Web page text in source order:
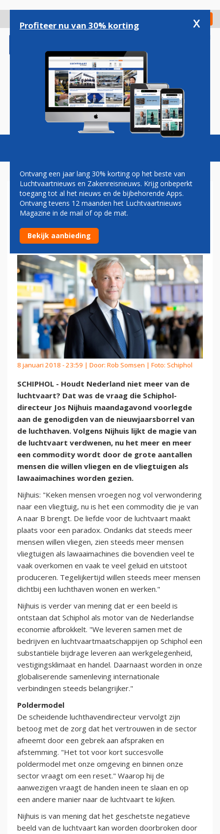
gaan
Check in
Magazine Podcasts Vacatures
SCHIPHOL-DIRECTEUR:
HOUDT NEDERLAND NIET
MEER VAN DE LUCHTVAART?
8 januari 2018 - 23:59 | Door: Rob Somsen | Foto: Schiphol
SCHIPHOL - Houdt Nederland niet meer van de
luchtvaart? Dat was de vraag die Schiphol-
directeur Jos Nijhuis maandagavond voorlegde
aan de genodigden van de nieuwjaarsborrel van
de luchthaven. Volgens Nijhuis lijkt de magie van
de luchtvaart verdwenen, nu het meer en meer
een commodity wordt door de grote aantallen
mensen die willen vliegen en de vliegtuigen als
lawaaimachines worden gezien.
Nijhuis: "Keken mensen vroegen nog vol verwondering
naar een vliegtuig, nu is het een commodity die je van
A naar B brengt. De liefde voor de luchtvaart maakt
plaats voor een paradox. Ondanks dat steeds meer
mensen willen vliegen, zien steeds meer mensen
vliegtuigen als lawaaimachines die bovendien veel te
vaak overkomen en vaak te veel geluid en uitstoot
produceren. Tegelijkertijd willen steeds meer mensen
dichtbij een luchthaven wonen en werken."
Nijhuis is verder van mening dat er een beeld is
ontstaan dat Schiphol als motor van de Nederlandse
economie afbrokkelt. "We leveren samen met de
bedrijven en luchtvaartmaatschappijen op Schiphol een
substantiële bijdrage leveren aan werkgelegenheid,
vestigingsklimaat en handel. Daarnaast worden in onze
globaliserende samenleving internationale
verbindingen steeds belangrijker."
Poldermodel
De scheidende luchthavendirecteur vervolgt zijn
betoog met de zorg dat het vertrouwen in de sector
afneemt door een gebrek aan afspraken en
afstemming. "Het tot voor kort succesvolle
poldermodel met onze omgeving en binnen onze
sector vraagt om een reset." Waarop hij de
aanwezigen vraagt de handen ineen te slaan en op
een andere manier naar de luchtvaart te kijken.
Nijhuis is van mening dat het geschetste negatieve
beeld van de luchtvaart kan worden doorbroken door
Profiteer nu van 30% korting x
Ontvang een jaar lang 30% korting op het beste van
Luchtvaartnieuws en Zakenreisnieuws. Krijg onbeperkt
toegang tot al het nieuws en de bijbehorende Apps.
Ontvang tevens 12 maanden het Luchtvaartnieuws
Magazine in de mail of op de mat.
Bekijk aanbieding